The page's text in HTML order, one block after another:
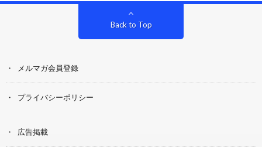
Back to Top
メルマガ会員登録
プライバシーポリシー
広告掲載